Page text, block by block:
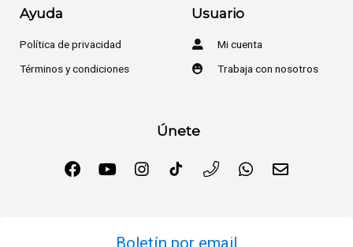
Ayuda
Política de privacidad
Términos y condiciones
Usuario
Mi cuenta
Trabaja con nosotros
Únete
Boletín por email